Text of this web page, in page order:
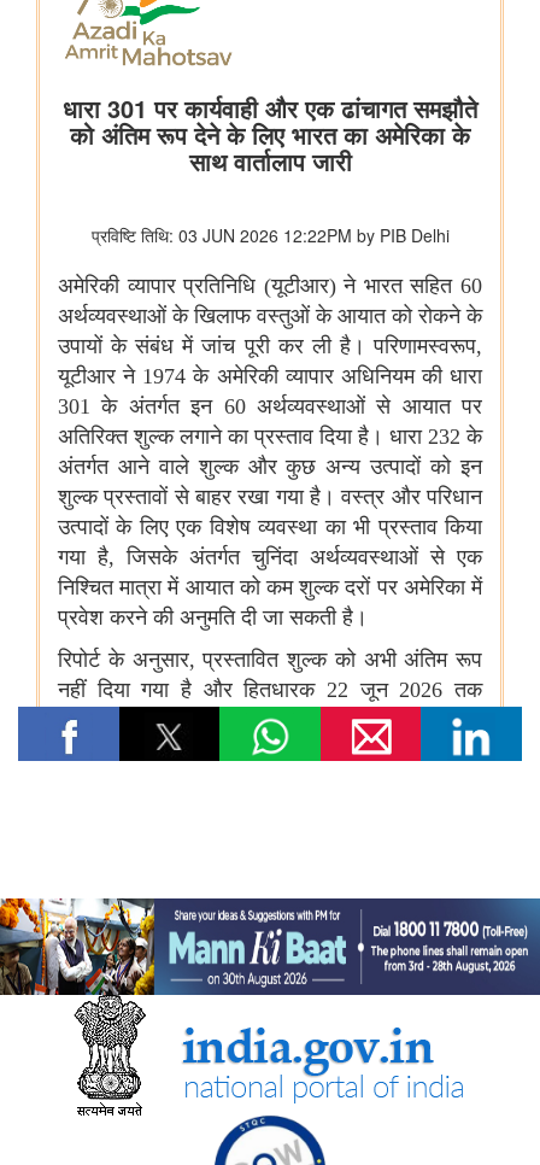
स्वास्थ्य और परिवार कल्याण संबंधी संसदीय स्थायी समिति की 175वीं, 176
वीं, 177 वीं रिपोर्ट पर प्रेस विज्ञप्ति
प्रेस विज्ञप्ति
राज्यसभा के सभापति द्वारा ऐतिहासिक भारत छोड़ो आंदोलन की 84वीं वर्षगांठ
पर दिए गए भाषण का मूल पाठ
लद्दाख में ऊंचाई पर औषधीय पौधे
आयुर्वेद पर्यटन के लिए केरल एक वैश्विक केंद्र के रूप में
आयुष औषधियों का मानकीकरण
महिलाओं के लिए आयुष स्वास्थ्य सेवाओं की प्रगति
जनजातीय क्षेत्रों में आयुष स्वास्थ्य सेवाएं
सोवा-रिग्पा को वैश्विक स्तर पर मान्यता प्राप्त साक्ष्य-आधारित स्वास्थ्य सेवा
प्रणाली के रूप में उभरना चाहिए: केंद्रीय मंत्री श्री प्रतापराव जाधव
कृषि एवं किसान कल्‍याण मंत्रालय
विषय: मानव-जनित भूमि क्षरण के कारण कृषि उपज में हानि
विषय- एग्रीस्टैक और डिजिटल कृषि मिशन का कार्यान्वयन
विषय- किसान उत्पादक संगठनों (एफपीओ) का गठन
विषय: राष्ट्रीय खाद्य तेल मिशन तिलहन (एनएमईओ-तिलहन) का क्रियान्वयन
विषय: तिलहन एवं दलहन के उत्पादन को बढ़ाने के लिए उठाए गए कदम
स्थायी सामुदायिक परिसंपत्तियों में बदलने में भारत का नेतृत्व किया
वाणिज्‍य एवं उद्योग मंत्रालय
डीजीएफटी, 'सोर्स फ्रॉम इंडिया' फीचर के माध्यम से डीपीआईआईटी-मान्यता
प्राप्त स्टार्टअप्स को वैश्विक व्यापार पारिस्थितिकी तंत्र से जोड़ता है
नई दिल्ली में आधुनिकीकरण और औद्योगिक सहयोग पर भारत-रूस कार्य समूह
के 12वें सत्र का आयोजन
भव्य योजना के पहले चरण के पहले राउंड में 87 प्रस्ताव प्राप्त हुए